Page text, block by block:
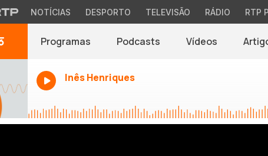
NOTÍCIAS DESPORTO TELEVISÃO RÁDIO RTP
Programas Podcasts Vídeos
Inês Henriques